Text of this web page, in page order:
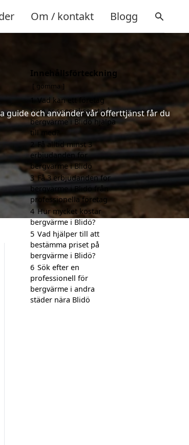
Om / kontakt Blogg
guide och använder vår offerttjänst får du
Innehållsförteckning
gömma
1 Vad kan ett företag
som är specialiserat på
bergvärme i Blidö hjälpa
till med?
2 Få alltid minst 3
erbjudanden för
bergvärme i Blidö
3 Få 3 erbjudanden för
bergvärme i Blidö från
professionella företag
4 Hur mycket kostar
bergvärme i Blidö?
5 Vad hjälper till att
bestämma priset på
bergvärme i Blidö?
6 Sök efter en
professionell för
bergvärme i andra
städer nära Blidö